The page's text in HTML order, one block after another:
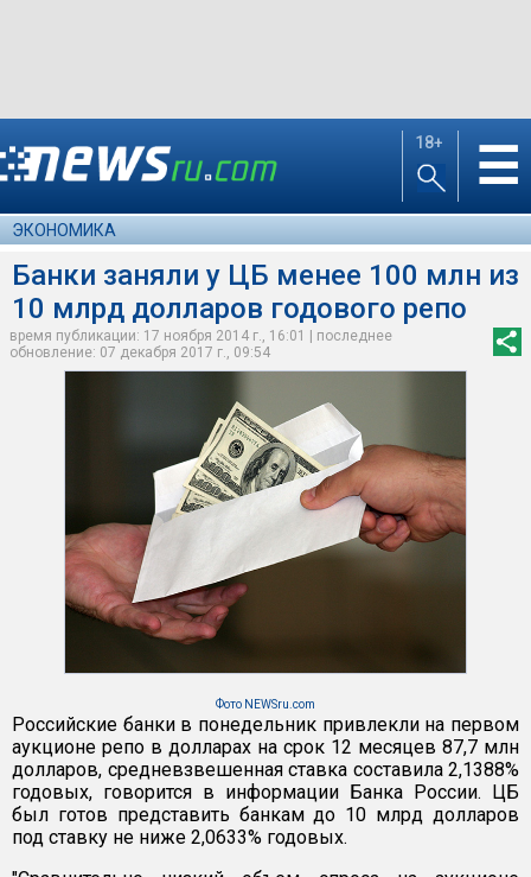
18+ ☰
ЭКОНОМИКА
Банки заняли у ЦБ менее 100 млн из
10 млрд долларов годового репо
время публикации: 17 ноября 2014 г., 16:01 | последнее
обновление: 07 декабря 2017 г., 09:54
Фото NEWSru.com
Российские банки в понедельник привлекли на первом
аукционе репо в долларах на срок 12 месяцев 87,7 млн
долларов, средневзвешенная ставка составила 2,1388%
годовых, говорится в информации Банка России. ЦБ
был готов представить банкам до 10 млрд долларов
под ставку не ниже 2,0633% годовых.